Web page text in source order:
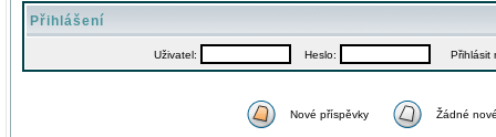
Přihlášení
Uživatel: Heslo: Přihlásit
Nové příspěvky Žádné